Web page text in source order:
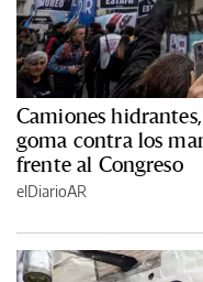
Camiones
goma contra los
frente al Congreso
elDiarioAR